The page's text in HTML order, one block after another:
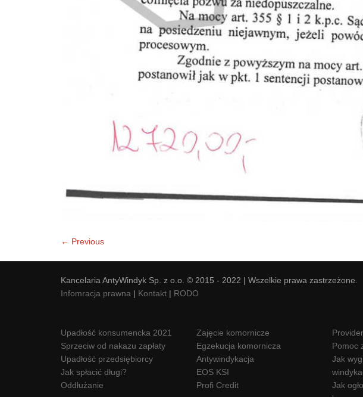
← Previous
Kancelaria AntyWindyk Sp. z o.o. © 2015 - 2022 | Wszelkie prawa zastrzeżone.
Infomracja prawna | Kontakt | RODO
Upadłość konsumencka 2021
Sprzeciw od nakazu zapłaty
Upadłość przedsiębiorcy
Jak spłacić długi?
Oddłużanie
Zajęcie komornicze
Egzekucja komornicza
Antywindykacja
EOS KSI
Profi Credit
Pomoc
Jak
Jak